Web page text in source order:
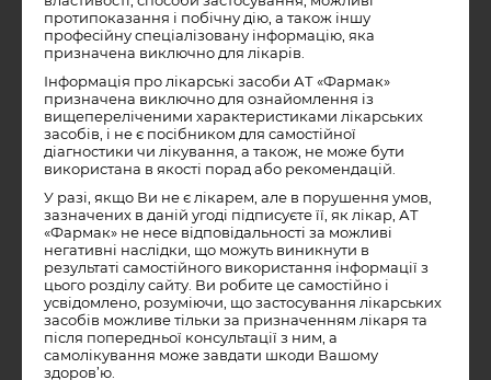
їжі на два етапи з інтервалом між ними не менше 30 хв.
Витримавши паузу після першої порції їстівного, можна
визначити реальну потребу в подальшій їжі.
9) Засвойте основні принципи здорового харчування, в
тому числі і по сумісності продуктів.
10) Приймайте їжу в приємній обстановці, в гарному
настрої, не в стані стресу, інакше їжа стане способом
11) Приймайте їжу, не відволікаючись думками від їжі. При
цьому навіть доцільно проводити медитацію на
позитивний, оздоровлюючий ефект від вживаної їжі.
12) Споживайте більше одноманітну їжу за один прийом.
Наприклад, в разовий раціон включайте або одне блюдо,
або продукти, які добре поєднуються і доповнюють один
одного.
протипоказання і побічну дію, а також іншу
професійну спеціалізовану інформацію, яка
призначена виключно для лікарів.
Інформація про лікарські засоби АТ «Фармак»
призначена виключно для ознайомлення із
вищепереліченими характеристиками лікарських
засобів, і не є посібником для самостійної
діагностики чи лікування, а також, не може бути
використана в якості порад або рекомендацій.
У разі, якщо Ви не є лікарем, але в порушення умов,
зазначених в даній угоді підписуєте її, як лікар, АТ
«Фармак» не несе відповідальності за можливі
негативні наслідки, що можуть виникнути в
результаті самостійного використання інформації з
цього розділу сайту. Ви робите це самостійно і
усвідомлено, розуміючи, що застосування лікарських
засобів можливе тільки за призначенням лікаря та
після попередньої консультації з ним, а
самолікування може завдати шкоди Вашому
здоров’ю.